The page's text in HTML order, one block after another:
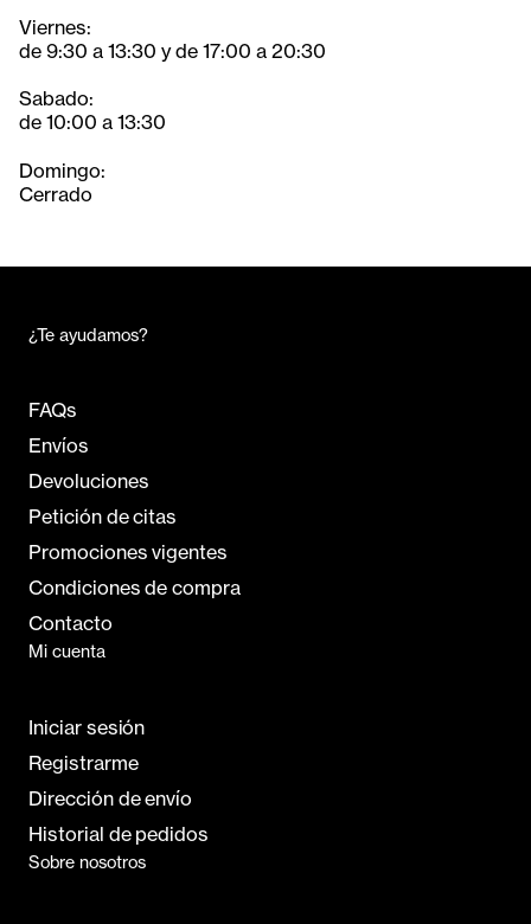
Viernes:
de 9:30 a 13:30 y de 17:00 a 20:30
Sabado:
de 10:00 a 13:30
Domingo:
Cerrado
¿Te ayudamos?
FAQs
Envíos
Devoluciones
Petición de citas
Promociones vigentes
Condiciones de compra
Contacto
Mi cuenta
Iniciar sesión
Registrarme
Dirección de envío
Historial de pedidos
Sobre nosotros